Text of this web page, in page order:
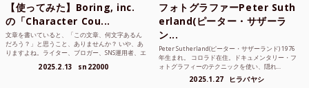
【使ってみた】Boring, inc.
の「Character Cou...
文章を書いていると、「この文章、何文字あるん
だろう？」と思うこと、ありませんか？ いや、あ
りますよね。ライター、ブロガー、SNS運用者、エ
2025.2.13 sn22000
フォトグラファーPeter Suth
erland(ピーター・サザーラ
ン...
Peter Sutherland(ピーター・サザーランド) 1976
年生まれ。 コロラド在住。ドキュメンタリー・フ
ォトグラフィーのテクニックを使い、隠れ...
2025.1.27 ヒラバヤシ